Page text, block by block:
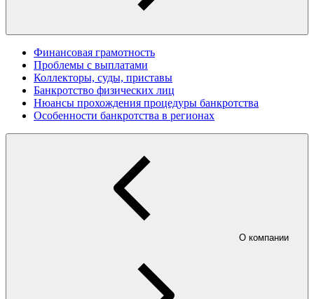
Финансовая грамотность
Проблемы с выплатами
Коллекторы, суды, приставы
Банкротство физических лиц
Нюансы прохождения процедуры банкротства
Особенности банкротства в регионах
О компании